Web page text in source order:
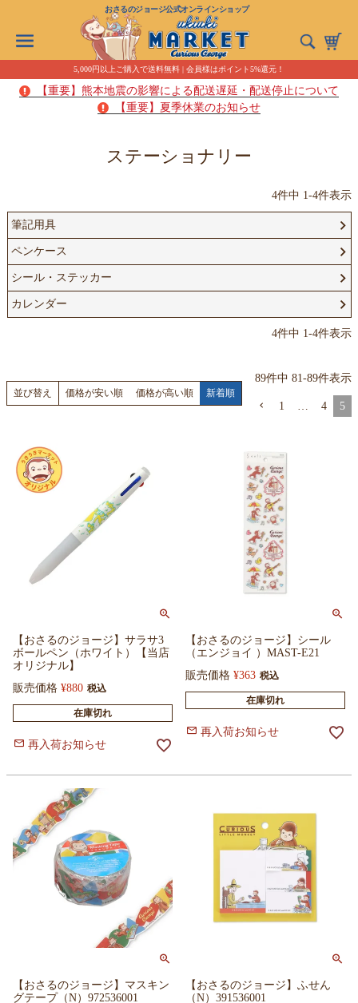
おさるのジョージ公式オンラインショップ
5,000円以上ご購入で送料無料 | 会員様はポイント5%還元！
【重要】熊本地震の影響による配送遅延・配送停止について
【重要】夏季休業のお知らせ
ステーショナリー
4件中 1-4件表示
筆記用具
ペンケース
シール・ステッカー
カレンダー
4件中 1-4件表示
並び替え 価格が安い順 価格が高い順 新着順
89件中 81-89件表示
1 … 4 5
【おさるのジョージ】サラサ3
ボールペン（ホワイト）【当店
オリジナル】
販売価格 ¥880 税込
在庫切れ
再入荷お知らせ
【おさるのジョージ】シール
（エンジョイ ）MAST-E21
販売価格 ¥363 税込
在庫切れ
再入荷お知らせ
【おさるのジョージ】マスキン
グテープ（N）972536001
【おさるのジョージ】ふせん
（N）391536001